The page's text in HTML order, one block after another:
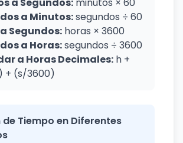
a Minutos:segundos ÷ 60
Segundos: horas × 3600
a Horas:segundos ÷ 3600
a Horas Decimales: h +
+ (s/3600)
Tiempo en Diferentes